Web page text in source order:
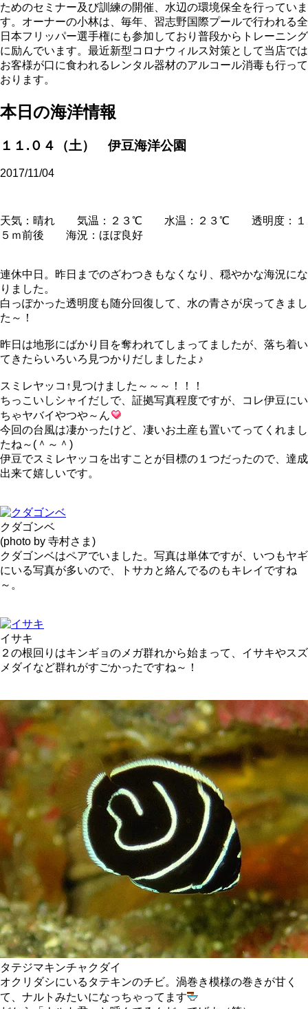
ためのセミナー及び訓練の開催、水辺の環境保全を行っていま
す。オーナーの小林は、毎年、習志野国際プールで行われる全
日本フリッパー選手権にも参加しており普段からトレーニング
に励んでいます。最近新型コロナウィルス対策として当店では
お客様が口に食われるレンタル器材のアルコール消毒も行って
おります。
本日の海洋情報
１１.０４（土） 伊豆海洋公園
2017/11/04
天気：晴れ 気温：２３℃ 水温：２３℃ 透明度：１
５ｍ前後 海況：ほぼ良好
連休中日。昨日までのざわつきもなくなり、穏やかな海況にな
りました。
白っぽかった透明度も随分回復して、水の青さが戻ってきまし
た～！
昨日は地形にばかり目を奪われてしまってましたが、落ち着い
てきたらいろいろ見つかりだしましたよ♪
スミレヤッコ↑見つけました～～～！！！
ちっこいしシャイだしで、証拠写真程度ですが、コレ伊豆にい
ちゃヤバイやつや～ん
今回の台風は凄かったけど、凄いお土産も置いてってくれまし
たね～(＾～＾)
伊豆でスミレヤッコを出すことが目標の１つだったので、達成
出来て嬉しいです。
クダゴンベ
(photo by 寺村さま)
クダゴンベはペアでいました。写真は単体ですが、いつもヤギ
にいる写真が多いので、トサカと絡んでるのもキレイですね
～。
イサキ
２の根回りはキンギョのメガ群れから始まって、イサキやスズ
メダイなど群れがすごかったですね～！
タテジマキンチャクダイ
オクリダシにいるタテキンのチビ。渦巻き模様の巻きが甘く
て、ナルトみたいになっちゃってます